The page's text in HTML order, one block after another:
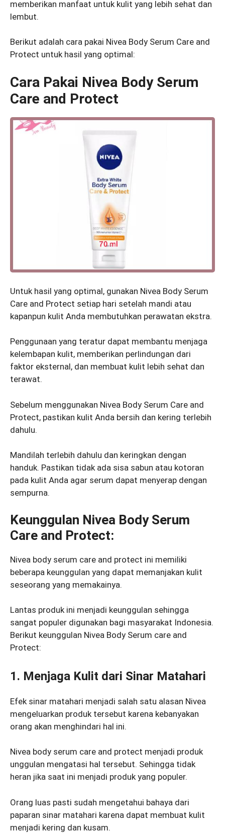
memberikan manfaat untuk kulit yang lebih sehat dan
lembut.
Berikut adalah cara pakai Nivea Body Serum Care and
Protect untuk hasil yang optimal:
Cara Pakai Nivea Body Serum
Care and Protect
Untuk hasil yang optimal, gunakan Nivea Body Serum
Care and Protect setiap hari setelah mandi atau
kapanpun kulit Anda membutuhkan perawatan ekstra.
Penggunaan yang teratur dapat membantu menjaga
kelembapan kulit, memberikan perlindungan dari
faktor eksternal, dan membuat kulit lebih sehat dan
terawat.
Sebelum menggunakan Nivea Body Serum Care and
Protect, pastikan kulit Anda bersih dan kering terlebih
dahulu.
Mandilah terlebih dahulu dan keringkan dengan
handuk. Pastikan tidak ada sisa sabun atau kotoran
pada kulit Anda agar serum dapat menyerap dengan
sempurna.
Keunggulan Nivea Body Serum
Care and Protect:
Nivea body serum care and protect ini memiliki
beberapa keunggulan yang dapat memanjakan kulit
seseorang yang memakainya.
Lantas produk ini menjadi keunggulan sehingga
sangat populer digunakan bagi masyarakat Indonesia.
Berikut keunggulan Nivea Body Serum care and
Protect:
1. Menjaga Kulit dari Sinar Matahari
Efek sinar matahari menjadi salah satu alasan Nivea
mengeluarkan produk tersebut karena kebanyakan
orang akan menghindari hal ini.
Nivea body serum care and protect menjadi produk
unggulan mengatasi hal tersebut. Sehingga tidak
heran jika saat ini menjadi produk yang populer.
Orang luas pasti sudah mengetahui bahaya dari
paparan sinar matahari karena dapat membuat kulit
menjadi kering dan kusam.